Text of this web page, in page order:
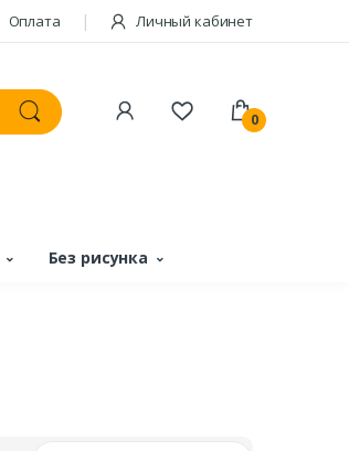
Оплата Личный кабинет
0
Без рисунка